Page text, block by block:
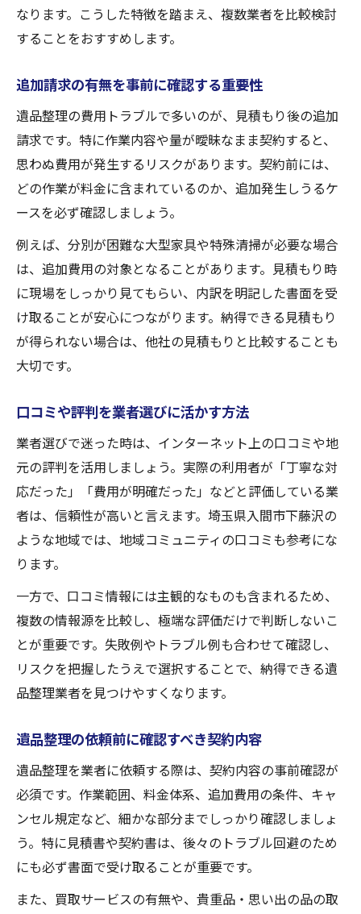
なります。こうした特徴を踏まえ、複数業者を比較検討
することをおすすめします。
追加請求の有無を事前に確認する重要性
遺品整理の費用トラブルで多いのが、見積もり後の追加
請求です。特に作業内容や量が曖昧なまま契約すると、
思わぬ費用が発生するリスクがあります。契約前には、
どの作業が料金に含まれているのか、追加発生しうるケ
ースを必ず確認しましょう。
例えば、分別が困難な大型家具や特殊清掃が必要な場合
は、追加費用の対象となることがあります。見積もり時
に現場をしっかり見てもらい、内訳を明記した書面を受
け取ることが安心につながります。納得できる見積もり
が得られない場合は、他社の見積もりと比較することも
大切です。
口コミや評判を業者選びに活かす方法
業者選びで迷った時は、インターネット上の口コミや地
元の評判を活用しましょう。実際の利用者が「丁寧な対
応だった」「費用が明確だった」などと評価している業
者は、信頼性が高いと言えます。埼玉県入間市下藤沢の
ような地域では、地域コミュニティの口コミも参考にな
ります。
一方で、口コミ情報には主観的なものも含まれるため、
複数の情報源を比較し、極端な評価だけで判断しないこ
とが重要です。失敗例やトラブル例も合わせて確認し、
リスクを把握したうえで選択することで、納得できる遺
品整理業者を見つけやすくなります。
遺品整理の依頼前に確認すべき契約内容
遺品整理を業者に依頼する際は、契約内容の事前確認が
必須です。作業範囲、料金体系、追加費用の条件、キャ
ンセル規定など、細かな部分までしっかり確認しましょ
う。特に見積書や契約書は、後々のトラブル回避のため
にも必ず書面で受け取ることが重要です。
また、買取サービスの有無や、貴重品・思い出の品の取